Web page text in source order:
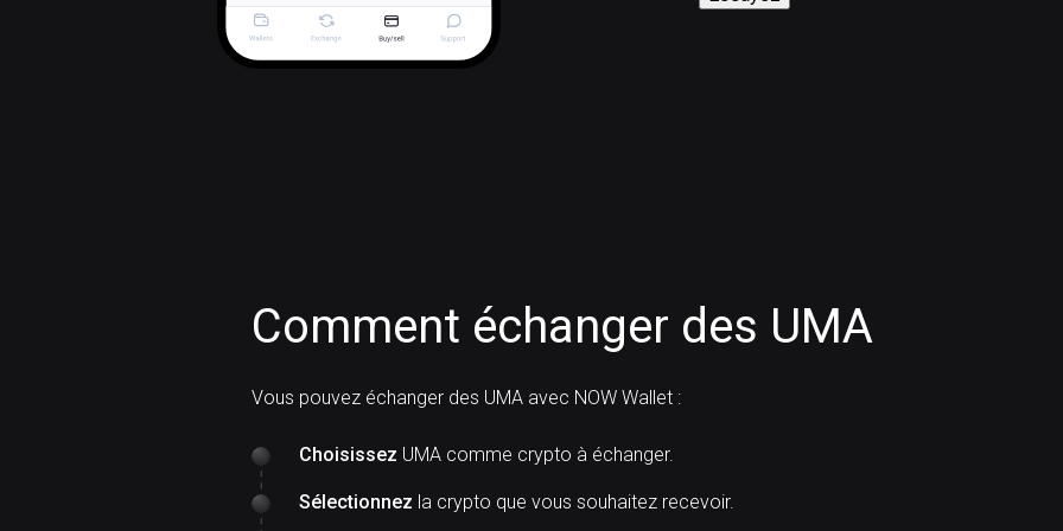
Comment échanger des UMA
Vous pouvez échanger des UMA avec NOW Wallet :
Choisissez UMA comme crypto à échanger.
Sélectionnez la crypto que vous souhaitez recevoir.